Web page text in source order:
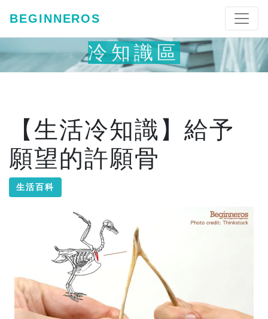
BEGINNEROS
冷知識區
【生活冷知識】給予
願望的許願骨
生活百科